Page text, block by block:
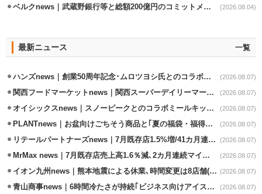
ベルクnews｜武蔵野銀行等と総額200億円のコミットメント契約 (2026.08.04)
最新ニュース 一覧
ハンズnews｜創業50周年記念･ムロツヨシ氏とのコラボ企画｢ムロハンズ｣開催 (2026.08.07)
関西フードマーケットnews｜関西スーパーデイリーマート蒲生店8/7改装 (2026.08.07)
オイシックスnews｜スノーピークとのコラボミールキット8/13発売 (2026.08.07)
PLANTnews｜お盆向けごちそう商品と｢夏の福袋・福得カート｣8/8から開催 (2026.08.07)
リテールパートナーズnews｜7月既存店1.5%増/41カ月連続増 (2026.08.07)
MrMax news｜7月既存店売上高1.6％減､2カ月連続マイナス (2026.08.07)
イオン九州news｜熊本地震による休業､時間変更は8店舗(8/7時点) (2026.08.07)
青山商事news｜6時間冷たさが持続｢ビジネス向けアイスベスト｣発売 (2026.08.07)